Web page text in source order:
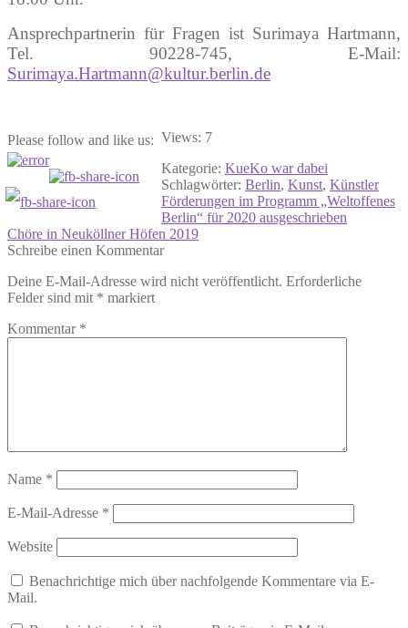
Ansprechpartnerin für Fragen ist Surimaya Hartmann,
Tel. 90228-745, E-Mail:
Surimaya.Hartmann@kultur.berlin.de
Please follow and like us: Views: 7
Kategorie: KueKo war dabei
Schlagwörter: Berlin, Kunst, Künstler
BeitragsnavigationVorheriger
Beitrag:
Förderungen im Programm „Weltoffenes
Berlin“ für 2020 ausgeschrieben
Nächster
Beitrag:
Chöre in Neuköllner Höfen 2019
Schreibe einen Kommentar
Deine E-Mail-Adresse wird nicht veröffentlicht. Erforderliche
Felder sind mit * markiert
Kommentar *
Name *
E-Mail-Adresse *
Website
Benachrichtige mich über nachfolgende Kommentare via E-
Mail.